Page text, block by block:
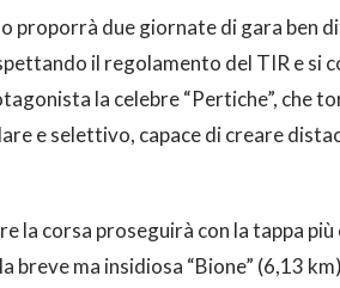
proporrà due giornate di gara
il regolamento del TIR e si
la celebre “Pertiche”, che
e selettivo, capace di creare
la corsa proseguirà con la tappa
breve ma insidiosa “Bione” (6,13